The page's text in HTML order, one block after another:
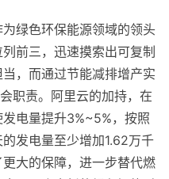
绿色环保能源领域的领头
前三，迅速摸索出可复制
，而通过节能减排增产实
职责。阿里云的加持，在
电量提升3%~5%，按照
发电量至少增加1.62万千
大的保障，进一步替代燃